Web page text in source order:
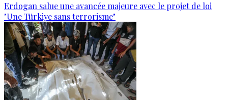
Erdogan salue une avancée majeure avec le projet de loi
"Une Türkiye sans terrorisme"